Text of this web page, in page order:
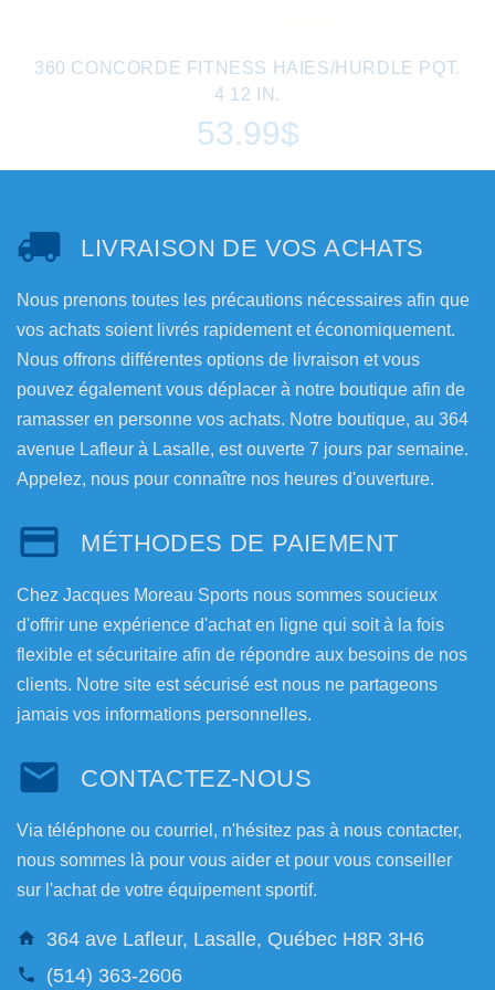
360 CONCORDE FITNESS HAIES/HURDLE PQT.
4 12 IN.
53.99$
LIVRAISON DE VOS ACHATS
Nous prenons toutes les précautions nécessaires afin que
vos achats soient livrés rapidement et économiquement.
Nous offrons différentes options de livraison et vous
pouvez également vous déplacer à notre boutique afin de
ramasser en personne vos achats. Notre boutique, au 364
avenue Lafleur à Lasalle, est ouverte 7 jours par semaine.
Appelez, nous pour connaître nos heures d'ouverture.
MÉTHODES DE PAIEMENT
Chez Jacques Moreau Sports nous sommes soucieux
d'offrir une expérience d'achat en ligne qui soit à la fois
flexible et sécuritaire afin de répondre aux besoins de nos
clients. Notre site est sécurisé est nous ne partageons
jamais vos informations personnelles.
CONTACTEZ-NOUS
Via téléphone ou courriel, n'hésitez pas à nous contacter,
nous sommes là pour vous aider et pour vous conseiller
sur l'achat de votre équipement sportif.
364 ave Lafleur, Lasalle, Québec H8R 3H6
(514) 363-2606